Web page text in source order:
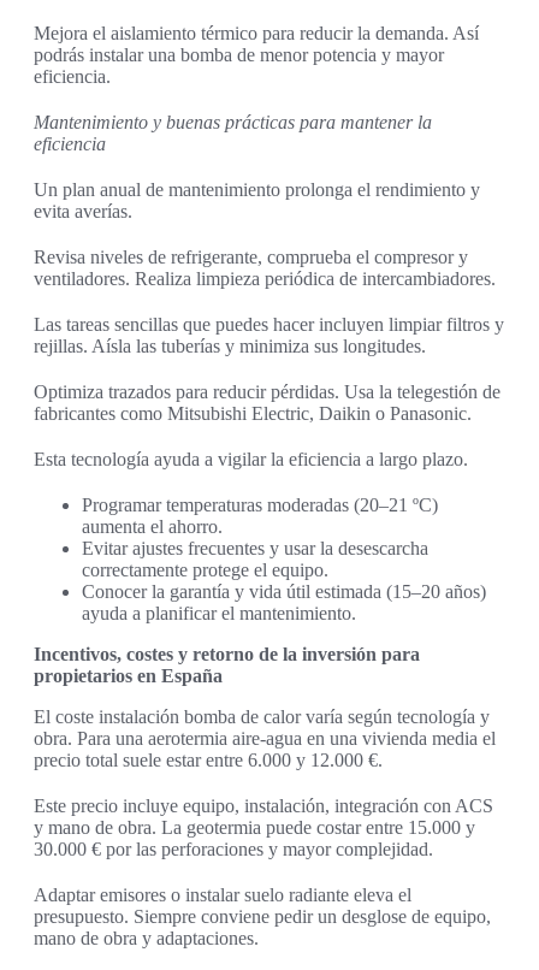
Mejora el aislamiento térmico para reducir la demanda. Así
podrás instalar una bomba de menor potencia y mayor
eficiencia.
Mantenimiento y buenas prácticas para mantener la
eficiencia
Un plan anual de mantenimiento prolonga el rendimiento y
evita averías.
Revisa niveles de refrigerante, comprueba el compresor y
ventiladores. Realiza limpieza periódica de intercambiadores.
Las tareas sencillas que puedes hacer incluyen limpiar filtros y
rejillas. Aísla las tuberías y minimiza sus longitudes.
Optimiza trazados para reducir pérdidas. Usa la telegestión de
fabricantes como Mitsubishi Electric, Daikin o Panasonic.
Esta tecnología ayuda a vigilar la eficiencia a largo plazo.
Programar temperaturas moderadas (20–21 ºC)
aumenta el ahorro.
Evitar ajustes frecuentes y usar la desescarcha
correctamente protege el equipo.
Conocer la garantía y vida útil estimada (15–20 años)
ayuda a planificar el mantenimiento.
Incentivos, costes y retorno de la inversión para
propietarios en España
El coste instalación bomba de calor varía según tecnología y
obra. Para una aerotermia aire-agua en una vivienda media el
precio total suele estar entre 6.000 y 12.000 €.
Este precio incluye equipo, instalación, integración con ACS
y mano de obra. La geotermia puede costar entre 15.000 y
30.000 € por las perforaciones y mayor complejidad.
Adaptar emisores o instalar suelo radiante eleva el
presupuesto. Siempre conviene pedir un desglose de equipo,
mano de obra y adaptaciones.